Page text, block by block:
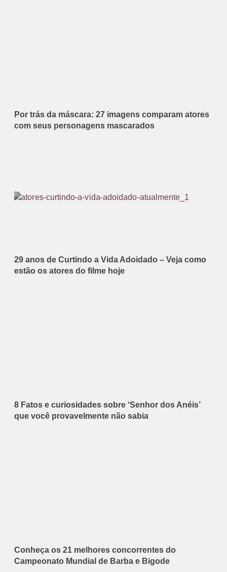
Por trás da máscara: 27 imagens comparam atores
com seus personagens mascarados
29 anos de Curtindo a Vida Adoidado – Veja como
estão os atores do filme hoje
8 Fatos e curiosidades sobre ‘Senhor dos Anéis’
que você provavelmente não sabia
Conheça os 21 melhores concorrentes do
Campeonato Mundial de Barba e Bigode